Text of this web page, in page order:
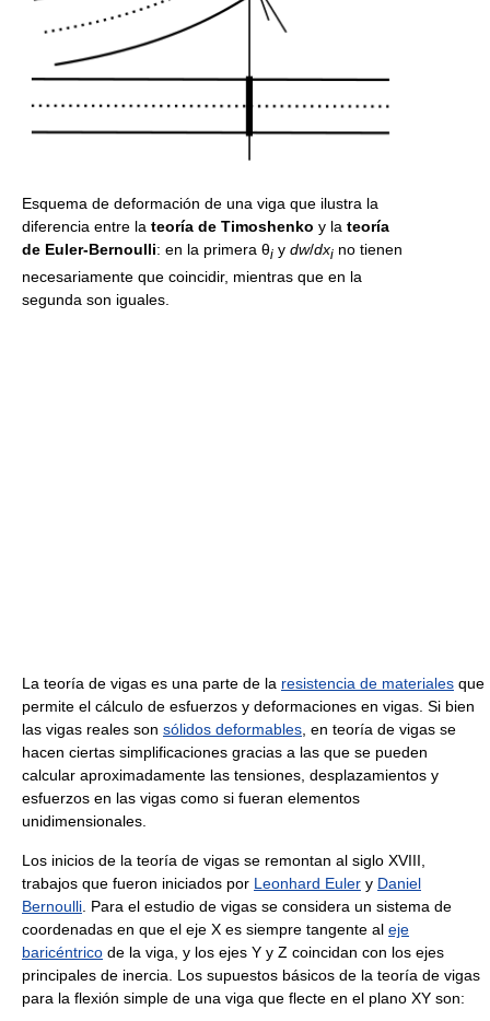
Esquema de deformación de una viga que ilustra la
diferencia entre la teoría de Timoshenko y la teoría
de Euler-Bernoulli: en la primera θi y dw/dxi no tienen
necesariamente que coincidir, mientras que en la
segunda son iguales.
La teoría de vigas es una parte de la resistencia de materiales que
permite el cálculo de esfuerzos y deformaciones en vigas. Si bien
las vigas reales son sólidos deformables , en teoría de vigas se
hacen ciertas simplificaciones gracias a las que se pueden
calcular aproximadamente las tensiones, desplazamientos y
esfuerzos en las vigas como si fueran elementos
unidimensionales.
Los inicios de la teoría de vigas se remontan al siglo XVIII,
trabajos que fueron iniciados por Leonhard Euler y Daniel
Bernoulli . Para el estudio de vigas se considera un sistema de
coordenadas en que el eje X es siempre tangente al eje
baricéntrico de la viga, y los ejes Y y Z coincidan con los ejes
principales de inercia. Los supuestos básicos de la teoría de vigas
para la flexión simple de una viga que flecte en el plano XY son: